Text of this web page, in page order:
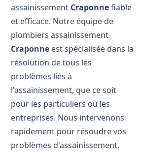
assainissement Craponnefiable
et efficace. Notre équipe de
plombiers assainissement
Craponne est spécialisée dans la
résolution de tous les
problèmes liés à
l'assainissement, que ce soit
pour les particuliers ou les
entreprises. Nous intervenons
rapidement pour résoudre vos
problèmes d'assainissement,